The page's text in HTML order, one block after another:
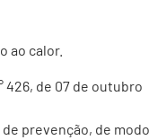
ao calor.
426, de 07 de outubro
prevenção, de modo